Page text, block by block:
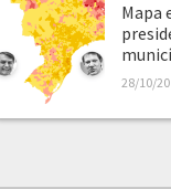
Mapa
28/10/